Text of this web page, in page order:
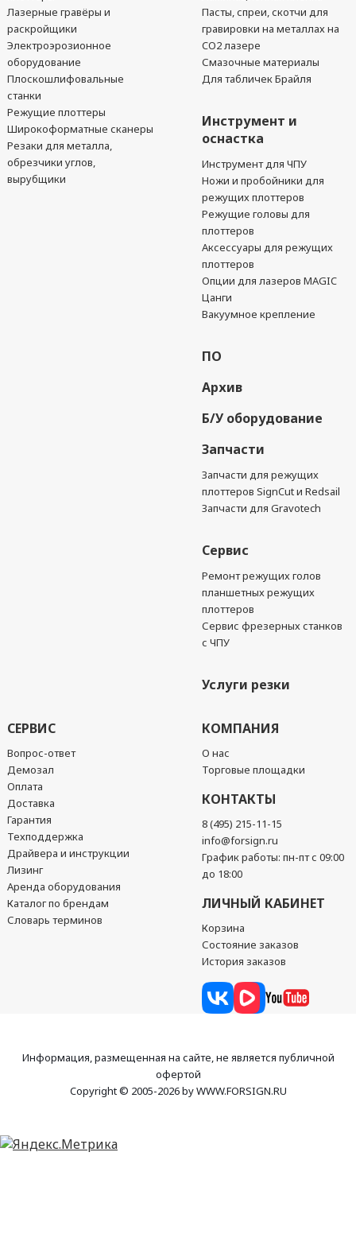
Лазерные гравёры и
раскройщики
Электроэрозионное
оборудование
Плоскошлифовальные
станки
Режущие плоттеры
Широкоформатные сканеры
Резаки для металла,
обрезчики углов,
вырубщики
Пасты, спреи, скотчи для
гравировки на металлах на
CO2 лазере
Смазочные материалы
Для табличек Брайля
Инструмент и
оснастка
Инструмент для ЧПУ
Ножи и пробойники для
режущих плоттеров
Режущие головы для
плоттеров
Аксессуары для режущих
плоттеров
Опции для лазеров MAGIC
Цанги
Вакуумное крепление
ПО
Архив
Б/У оборудование
Запчасти
Запчасти для режущих
плоттеров SignCut и Redsail
Запчасти для Gravotech
Сервис
Ремонт режущих голов
планшетных режущих
плоттеров
Сервис фрезерных станков
с ЧПУ
Услуги резки
СЕРВИС
Вопрос-ответ
Демозал
Оплата
Доставка
Гарантия
Техподдержка
Драйвера и инструкции
Лизинг
Аренда оборудования
Каталог по брендам
Словарь терминов
КОМПАНИЯ
О нас
Торговые площадки
КОНТАКТЫ
8 (495) 215-11-15
info@forsign.ru
График работы: пн-пт с 09:00
до 18:00
ЛИЧНЫЙ КАБИНЕТ
Корзина
Состояние заказов
История заказов
Информация, размещенная на сайте, не является публичной
офертой
Copyright © 2005-2026 by WWW.FORSIGN.RU